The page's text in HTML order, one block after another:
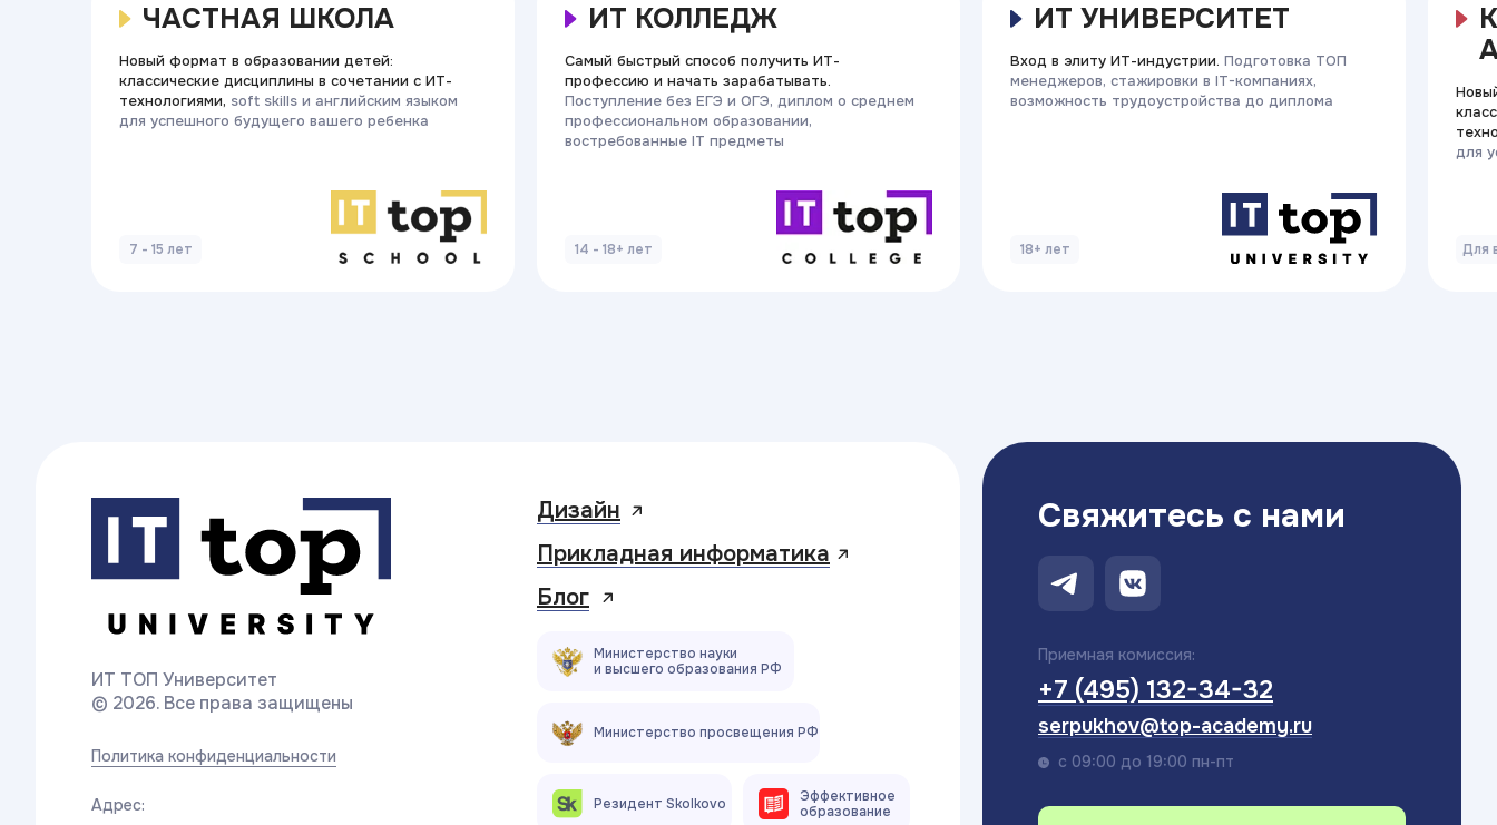
ЧАСТНАЯ ШКОЛА
Новый формат в образовании детей:
классические дисциплины в сочетании с ИТ-
технологиями, soft skills и английским языком
для успешного будущего вашего ребенка
7 - 15 лет
ИТ КОЛЛЕДЖ
Самый быстрый способ получить ИТ-
профессию и начать зарабатывать.
Поступление без ЕГЭ и ОГЭ, диплом о среднем
профессиональном образовании,
востребованные IT предметы
14 - 18+ лет
ИТ УНИВЕРСИТЕТ
Вход в элиту ИТ-индустрии. Подготовка ТОП
менеджеров, стажировки в IT-компаниях,
возможность трудоустройства до диплома
18+ лет
для
Для
ИТ ТОП Университет
© 2026. Все права защищены
Адрес:
Дизайн
Блог
Прикладная информатика
Министерство науки
и высшего образования РФ
Министерство просвещения РФ
Резидент Skolkovo
Эффективное
образование
Свяжитесь с нами
Приемная комиссия:
+7 (495) 132-34-32
serpukhov@top-academy.ru
с 09:00 до 19:00 пн-пт
Политика конфиденциальности